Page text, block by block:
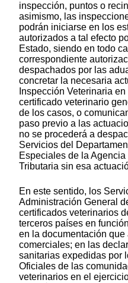
inspección, puntos o
asimismo, las
podrán iniciarse en los
autorizados a tal efecto
Estado, siendo en todo
correspondiente
despachados por las
concretar la necesaria
Inspección Veterinaria
certificado veterinario
de los casos, o
paso previo a las
no se procederá a
Servicios del
Especiales de la
Tributaria sin esa
En este sentido, los
Administración General
certificados veterinarios
terceros países en
en la documentación
comerciales; en las
sanitarias expedidas por
Oficiales de las
veterinarios en el